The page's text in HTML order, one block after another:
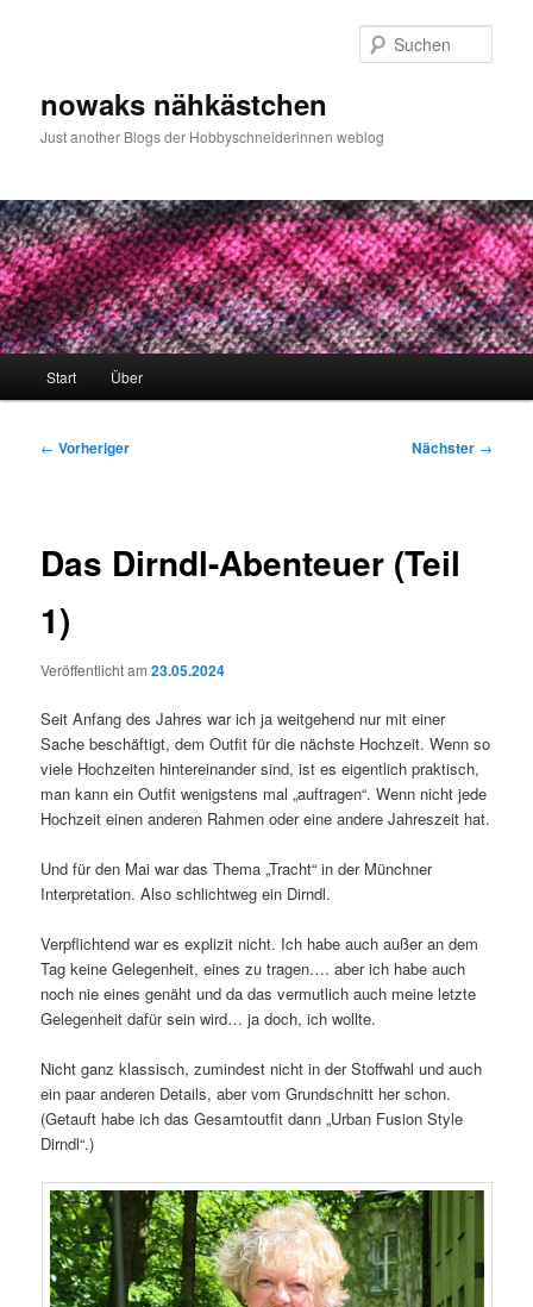
nowaks nähkästchen
Just another Blogs der Hobbyschneiderinnen weblog
Start Über
Beitragsnavigation
← Vorheriger Nächster →
Das Dirndl-Abenteuer (Teil
1)
Veröffentlicht am23.05.2024
Seit Anfang des Jahres war ich ja weitgehend nur mit einer
Sache beschäftigt, dem Outfit für die nächste Hochzeit. Wenn so
viele Hochzeiten hintereinander sind, ist es eigentlich praktisch,
man kann ein Outfit wenigstens mal „auftragen“. Wenn nicht jede
Hochzeit einen anderen Rahmen oder eine andere Jahreszeit hat.
Und für den Mai war das Thema „Tracht“ in der Münchner
Interpretation. Also schlichtweg ein Dirndl.
Verpflichtend war es explizit nicht. Ich habe auch außer an dem
Tag keine Gelegenheit, eines zu tragen…. aber ich habe auch
noch nie eines genäht und da das vermutlich auch meine letzte
Gelegenheit dafür sein wird… ja doch, ich wollte.
Nicht ganz klassisch, zumindest nicht in der Stoffwahl und auch
ein paar anderen Details, aber vom Grundschnitt her schon.
(Getauft habe ich das Gesamtoutfit dann „Urban Fusion Style
Dirndl“.)